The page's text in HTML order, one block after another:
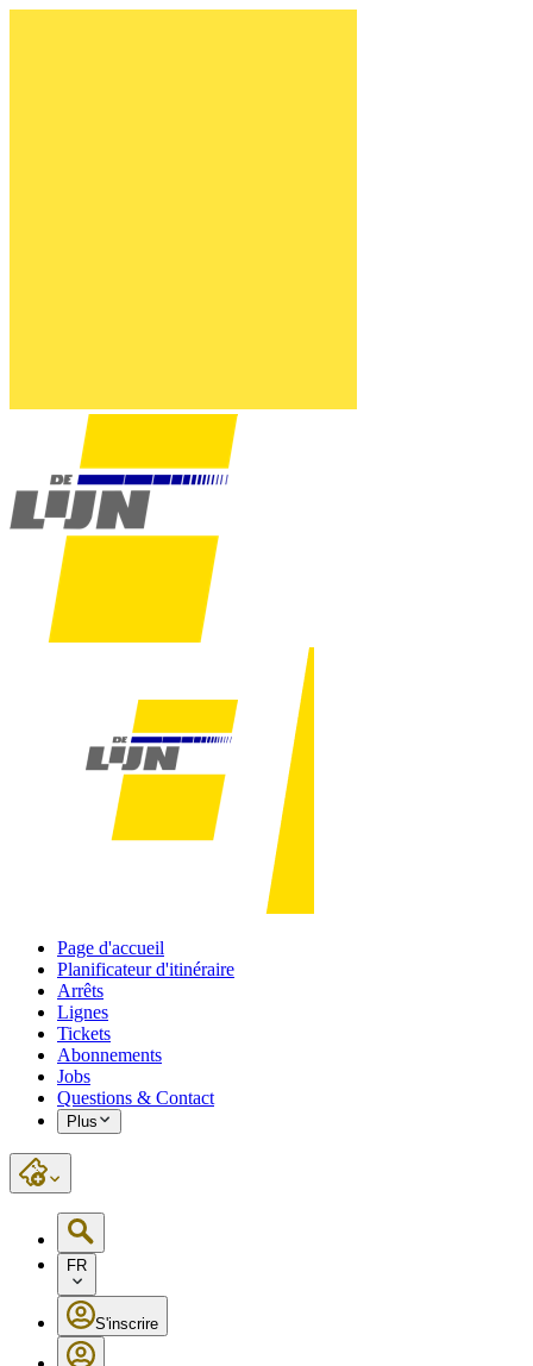
Page d'accueil
Planificateur d'itinéraire
Arrêts
Lignes
Tickets
Abonnements
Jobs
Questions & Contact
Plus
FR
S'inscrire